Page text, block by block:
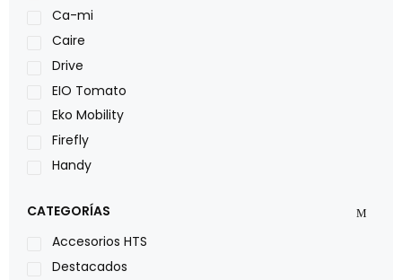
Ca-mi
Caire
Drive
EIO Tomato
Eko Mobility
Firefly
Handy
Leggero
Lumex
Medical Store
CATEGORÍAS
Accesorios HTS
Destacados